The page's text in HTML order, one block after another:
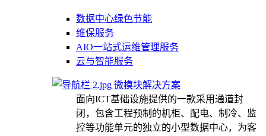
数据中心绿色节能
维保服务
AIO一站式运维管理服务
云与智能服务
微模块解决方案
面向ICT基础设施提供的一款采用通道封
闭，包含工程预制的机柜、配电、制冷、监
控等功能单元的独立的小型数据中心，为客